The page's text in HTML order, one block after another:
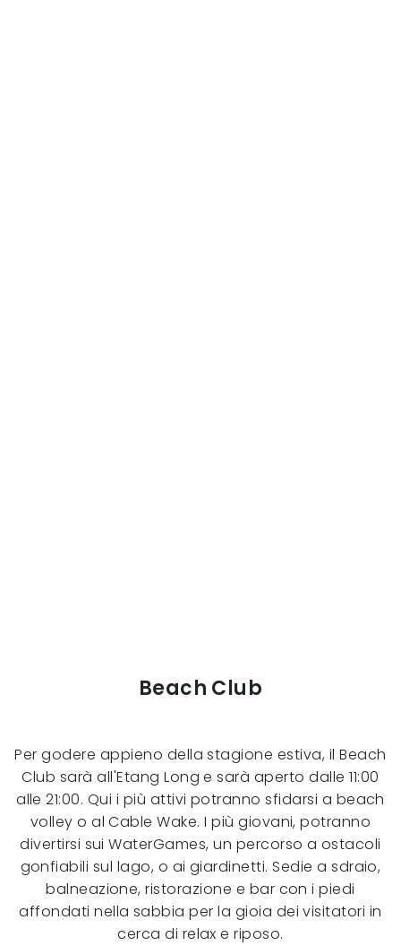
Beach Club
Per godere appieno della stagione estiva, il Beach
Club sarà all'Etang Long e sarà aperto dalle 11:00
alle 21:00. Qui i più attivi potranno sfidarsi a beach
volley o al Cable Wake. I più giovani, potranno
divertirsi sui WaterGames, un percorso a ostacoli
gonfiabili sul lago, o ai giardinetti. Sedie a sdraio,
balneazione, ristorazione e bar con i piedi
affondati nella sabbia per la gioia dei visitatori in
cerca di relax e riposo.